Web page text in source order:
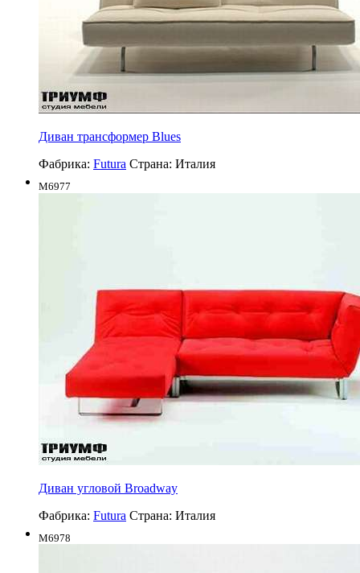
Диван трансформер Blues
Фабрика: Futura Страна: Италия
M6977
Диван угловой Broadway
Фабрика: Futura Страна: Италия
M6978